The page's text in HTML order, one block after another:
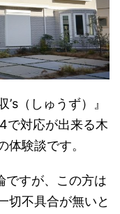
（しゅうず）』
で対応が出来る木
験談です。
ですが、この方は
切不具合が無いと